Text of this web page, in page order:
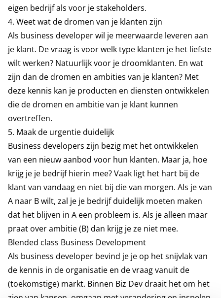
eigen bedrijf als voor je stakeholders.
4. Weet wat de dromen van je klanten zijn
Als business developer wil je meerwaarde leveren aan
je klant. De vraag is voor welk type klanten je het liefste
wilt werken? Natuurlijk voor je droomklanten. En wat
zijn dan de dromen en ambities van je klanten? Met
deze kennis kan je producten en diensten ontwikkelen
die de dromen en ambitie van je klant kunnen
overtreffen.
5. Maak de urgentie duidelijk
Business developers zijn bezig met het ontwikkelen
van een nieuw aanbod voor hun klanten. Maar ja, hoe
krijg je je bedrijf hierin mee? Vaak ligt het hart bij de
klant van vandaag en niet bij die van morgen. Als je van
A naar B wilt, zal je je bedrijf duidelijk moeten maken
dat het blijven in A een probleem is. Als je alleen maar
praat over ambitie (B) dan krijg je ze niet mee.
Blended class Business Development
Als business developer bevind je je op het snijvlak van
de kennis in de organisatie en de vraag vanuit de
(toekomstige) markt. Binnen Biz Dev draait het om het